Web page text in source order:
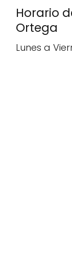
Horario
Ortega
Lunes a